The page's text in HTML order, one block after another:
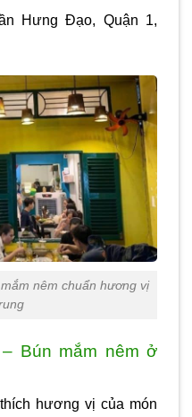
Hưng Đạo, Quận 1,
nêm chuẩn hương vị
Bún mắm nêm ở
hương vị của món